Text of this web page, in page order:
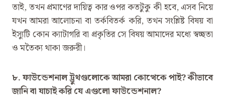
তাই, তখন প্রমাণের দায়িত্ব কার ওপর কতটুকু কী হবে, এসব নিয়ে
যখন আমরা আলোচনা বা তর্কবিতর্ক করি, তখন সংশ্লিষ্ট বিষয় বা
ইস্যুটি কোন ক্যাটাগরি বা প্রকৃতির সে বিষয় আমাদের মধ্যে স্বচ্ছতা
ও মতৈক্য থাকা জরুরী।
৮. ফাউন্ডেশনাল ট্রুথগুলোকে আমরা কোত্থেকে পাই? কীভাবে
জানি বা যাচাই করি যে এগুলো ফাউন্ডেশনাল?